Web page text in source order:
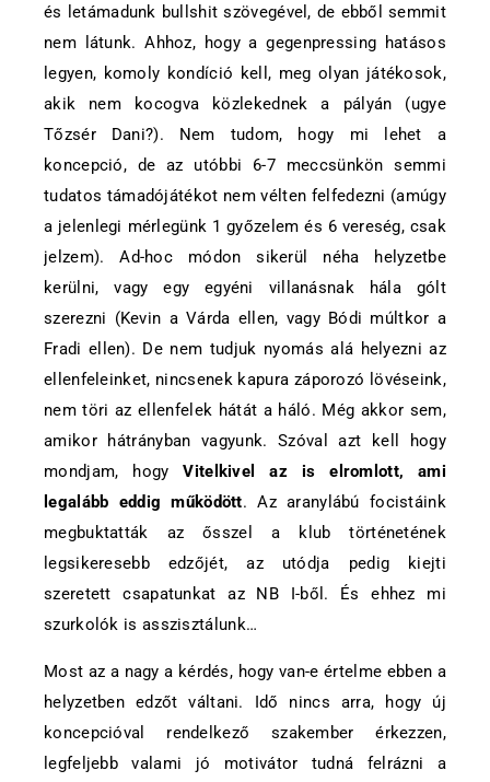
és letámadunk bullshit szövegével, de ebből semmit
nem látunk. Ahhoz, hogy a gegenpressing hatásos
legyen, komoly kondíció kell, meg olyan játékosok,
akik nem kocogva közlekednek a pályán (ugye
Tőzsér Dani?). Nem tudom, hogy mi lehet a
koncepció, de az utóbbi 6-7 meccsünkön semmi
tudatos támadójátékot nem vélten felfedezni (amúgy
a jelenlegi mérlegünk 1 győzelem és 6 vereség, csak
jelzem). Ad-hoc módon sikerül néha helyzetbe
kerülni, vagy egy egyéni villanásnak hála gólt
szerezni (Kevin a Várda ellen, vagy Bódi múltkor a
Fradi ellen). De nem tudjuk nyomás alá helyezni az
ellenfeleinket, nincsenek kapura záporozó lövéseink,
nem töri az ellenfelek hátát a háló. Még akkor sem,
amikor hátrányban vagyunk. Szóval azt kell hogy
mondjam, hogyVitelkivel az is elromlott, ami
legalább eddig működött. Az aranylábú focistáink
megbuktatták az ősszel a klub történetének
legsikeresebb edzőjét, az utódja pedig kiejti
szeretett csapatunkat az NB I-ből. És ehhez mi
szurkolók is asszisztálunk…
Most az a nagy a kérdés, hogy van-e értelme ebben a
helyzetben edzőt váltani. Idő nincs arra, hogy új
koncepcióval rendelkező szakember érkezzen,
legfeljebb valami jó motivátor tudná felrázni a